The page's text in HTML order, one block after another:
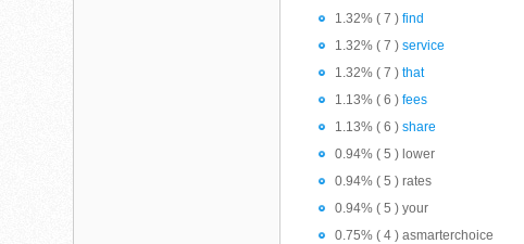
1.32% ( 7 )find
1.32% ( 7 )service
1.32% ( 7 )that
1.13% ( 6 )fees
1.13% ( 6 )share
0.94% ( 5 ) lower
0.94% ( 5 ) rates
0.94% ( 5 ) your
0.75% ( 4 ) asmarterchoice